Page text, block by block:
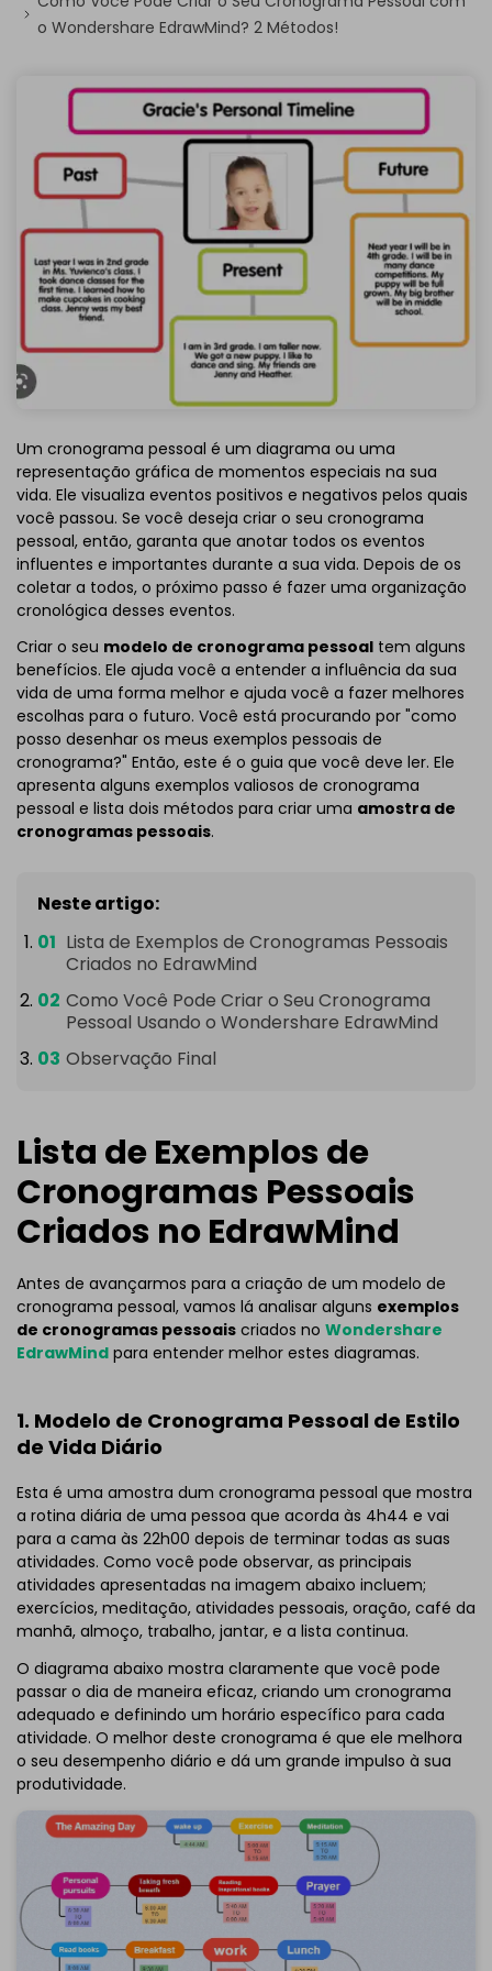
o Wondershare EdrawMind? 2 Métodos!
Um cronograma pessoal é um diagrama ou uma
representação gráfica de momentos especiais na sua
vida. Ele visualiza eventos positivos e negativos pelos quais
você passou. Se você deseja criar o seu cronograma
pessoal, então, garanta que anotar todos os eventos
influentes e importantes durante a sua vida. Depois de os
coletar a todos, o próximo passo é fazer uma organização
cronológica desses eventos.
Criar o seu modelo de cronograma pessoal tem alguns
benefícios. Ele ajuda você a entender a influência da sua
vida de uma forma melhor e ajuda você a fazer melhores
escolhas para o futuro. Você está procurando por "como
posso desenhar os meus exemplos pessoais de
cronograma?" Então, este é o guia que você deve ler. Ele
apresenta alguns exemplos valiosos de cronograma
pessoal e lista dois métodos para criar uma amostra de
cronogramas pessoais.
Neste artigo:
Lista de Exemplos de Cronogramas Pessoais
Criados no EdrawMind
Como Você Pode Criar o Seu Cronograma
Pessoal Usando o Wondershare EdrawMind
Observação Final
Lista de Exemplos de
Cronogramas Pessoais
Criados no EdrawMind
Antes de avançarmos para a criação de um modelo de
cronograma pessoal, vamos lá analisar alguns exemplos
de cronogramas pessoais criados no Wondershare
EdrawMind para entender melhor estes diagramas.
1. Modelo de Cronograma Pessoal de Estilo
de Vida Diário
Esta é uma amostra dum cronograma pessoal que mostra
a rotina diária de uma pessoa que acorda às 4h44 e vai
para a cama às 22h00 depois de terminar todas as suas
atividades. Como você pode observar, as principais
atividades apresentadas na imagem abaixo incluem;
exercícios, meditação, atividades pessoais, oração, café da
manhã, almoço, trabalho, jantar, e a lista continua.
O diagrama abaixo mostra claramente que você pode
passar o dia de maneira eficaz, criando um cronograma
adequado e definindo um horário específico para cada
atividade. O melhor deste cronograma é que ele melhora
o seu desempenho diário e dá um grande impulso à sua
produtividade.